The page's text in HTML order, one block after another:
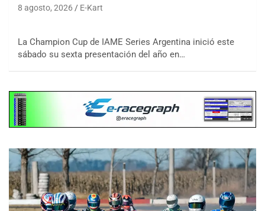
8 agosto, 2026 E-Kart
La Champion Cup de IAME Series Argentina inició este
sábado su sexta presentación del año en…